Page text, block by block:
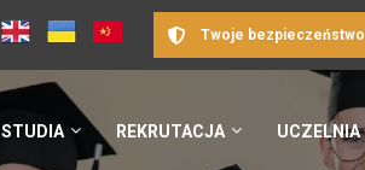
Twoje bezpieczeństwo
STUDIA REKRUTACJA UCZELNIA